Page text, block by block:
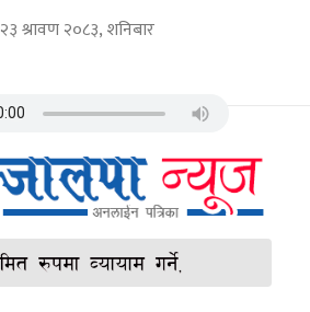
२३ श्रावण २०८३, शनिबार